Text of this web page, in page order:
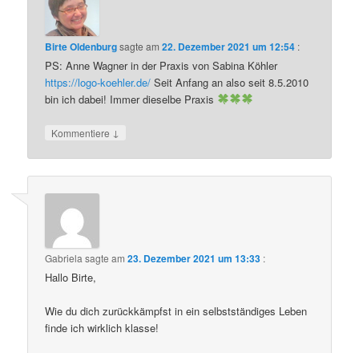
Birte Oldenburgsagte am22. Dezember 2021 um 12:54 :
PS: Anne Wagner in der Praxis von Sabina Köhler
https://logo-koehler.de/ Seit Anfang an also seit 8.5.2010
bin ich dabei! Immer dieselbe Praxis
Kommentiere ↓
Gabriela sagte am23. Dezember 2021 um 13:33 :
Hallo Birte,
Wie du dich zurückkämpfst in ein selbstständiges Leben
finde ich wirklich klasse!